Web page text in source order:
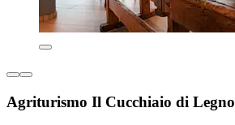
Agriturismo Il Cucchiaio di Legno